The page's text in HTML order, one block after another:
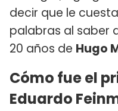
decir que le
palabras al saber
20 años de Hugo
Cómo fue el
Eduardo